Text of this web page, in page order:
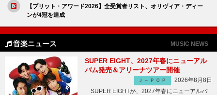
【ブリット・アワード2026】全受賞者リスト、オリヴィア・ディー
ンが4冠を達成
音楽ニュース MUSIC NEWS
SUPER EIGHT、2027年春にニューアル
バム発売＆アリーナツアー開催
Ｊ－ＰＯＰ
2026年8月8日
SUPER EIGHTが、2027年春にニューアルバ